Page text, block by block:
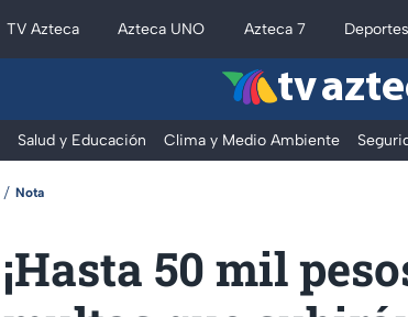
TV Azteca Azteca UNO Azteca 7 Deportes
tv
Salud y Educación Clima y Medio Ambiente
Nota
¡Hasta 50 mil